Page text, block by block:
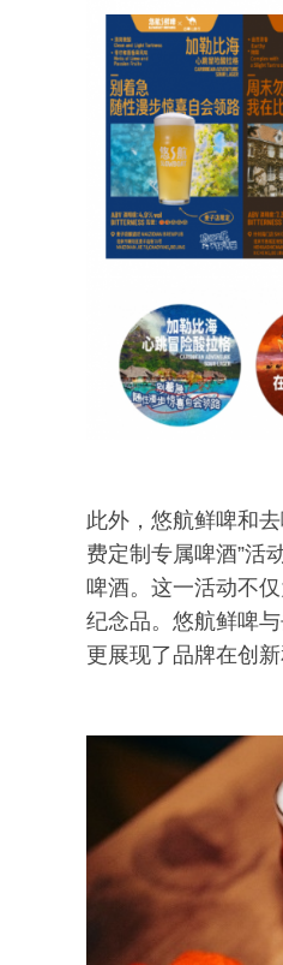
此外，悠航鲜啤和
费定制专属啤酒”活
啤酒。这一活动不
纪念品。悠航鲜啤
更展现了品牌在创